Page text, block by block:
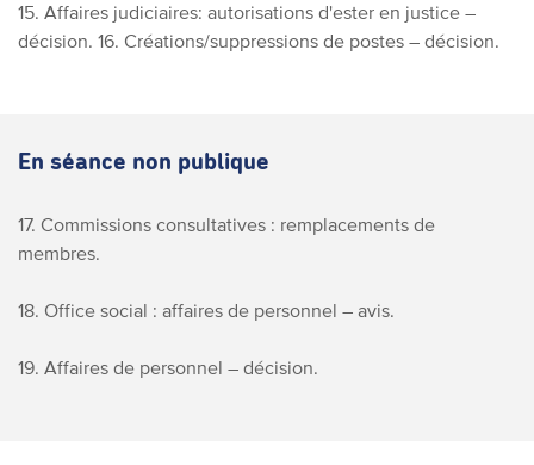
15. Affaires judiciaires: autorisations d'ester en justice –
décision. 16. Créations/suppressions de postes – décision.
En séance non publique
17. Commissions consultatives : remplacements de
membres.
18. Office social : affaires de personnel – avis.
19. Affaires de personnel – décision.